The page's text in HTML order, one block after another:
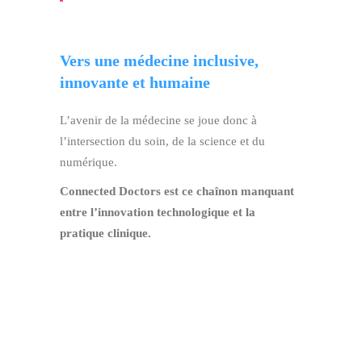
Vers une médecine inclusive,
innovante et humaine
L’avenir de la médecine se joue donc à
l’intersection du soin, de la science et du
numérique.
Connected Doctors est ce chaînon manquant
entre l’innovation technologique et la
pratique clinique.